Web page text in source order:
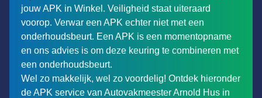
jouw APK in Winkel. Veiligheid staat uiteraard
voorop. Verwar een APK echter niet met een
onderhoudsbeurt. Een APK is een momentopname
en ons advies is om deze keuring te combineren met
een onderhoudsbeurt.
Wel zo makkelijk, wel zo voordelig! Ontdek hieronder
de APK service van Autovakmeester Arnold Hus in